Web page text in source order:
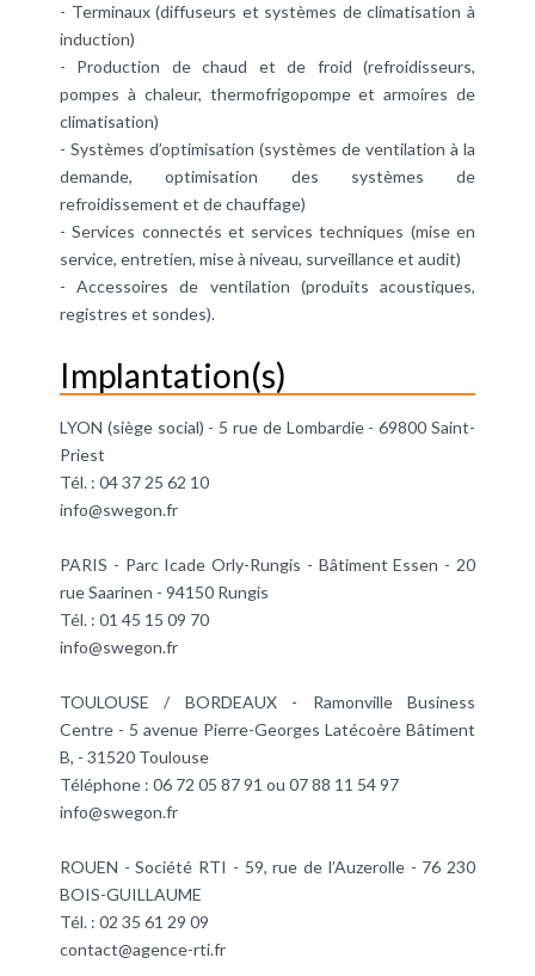
- Terminaux (diffuseurs et systèmes de climatisation à
induction)
- Production de chaud et de froid (refroidisseurs,
pompes à chaleur, thermofrigopompe et armoires de
climatisation)
- Systèmes d’optimisation (systèmes de ventilation à la
demande, optimisation des systèmes de
refroidissement et de chauffage)
- Services connectés et services techniques (mise en
service, entretien, mise à niveau, surveillance et audit)
- Accessoires de ventilation (produits acoustiques,
registres et sondes).
Implantation(s)
LYON (siège social) - 5 rue de Lombardie - 69800 Saint-
Priest
Tél. : 04 37 25 62 10
info@swegon.fr
PARIS - Parc Icade Orly-Rungis - Bâtiment Essen - 20
rue Saarinen - 94150 Rungis
Tél. : 01 45 15 09 70
info@swegon.fr
TOULOUSE / BORDEAUX - Ramonville Business
Centre - 5 avenue Pierre-Georges Latécoère Bâtiment
B, - 31520 Toulouse
Téléphone : 06 72 05 87 91 ou 07 88 11 54 97
info@swegon.fr
ROUEN - Société RTI - 59, rue de l’Auzerolle - 76 230
BOIS-GUILLAUME
Tél. : 02 35 61 29 09
contact@agence-rti.fr